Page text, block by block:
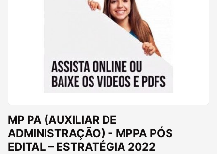
MP PA (AUXILIAR DE
ADMINISTRAÇÃO) - MPPA PÓS
EDITAL – ESTRATÉGIA 2022